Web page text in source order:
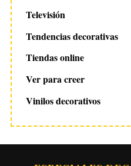
Televisión
Tendencias decorativas
Tiendas online
Ver para creer
Vinilos decorativos